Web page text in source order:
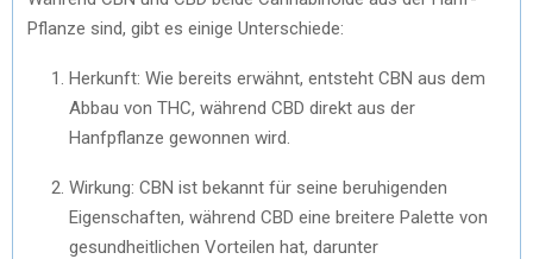
Pflanze sind, gibt es einige Unterschiede:
Herkunft: Wie bereits erwähnt, entsteht CBN aus dem
Abbau von THC, während CBD direkt aus der
Hanfpflanze gewonnen wird.
Wirkung: CBN ist bekannt für seine beruhigenden
Eigenschaften, während CBD eine breitere Palette von
gesundheitlichen Vorteilen hat, darunter